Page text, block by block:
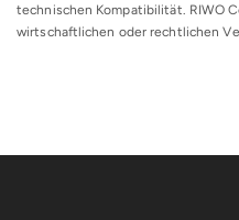
technischen Kompatibilität. RIWO
wirtschaftlichen oder rechtlichen